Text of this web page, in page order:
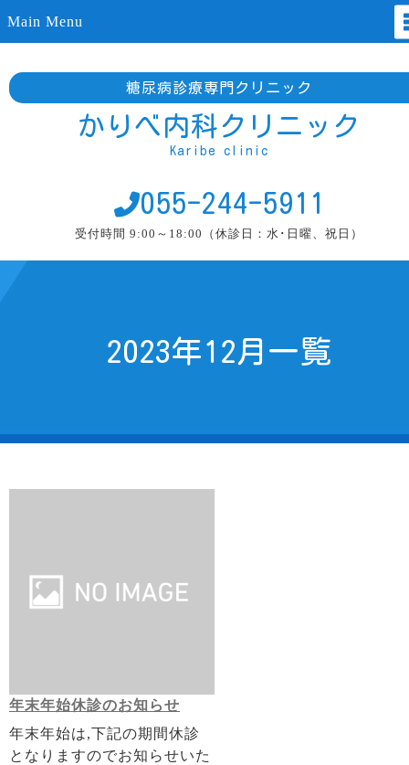
Main Menu
糖尿病診療専門クリニック
かりべ内科クリニック
Karibe clinic
055-244-5911
受付時間 9:00～18:00（休診日：水･日曜、祝日）
2023年12月一覧
年末年始休診のお知らせ
年末年始は,下記の期間休診
となりますのでお知らせいた